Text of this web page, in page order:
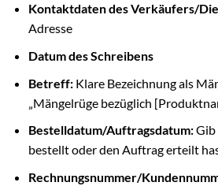
Kontaktdaten des Verkäufers/
Adresse
Datum des Schreibens
Betreff:Klare Bezeichnung als
„Mängelrüge bezüglich
Bestelldatum/Auftragsdatum:Gib
bestellt oder den Auftrag erteilt
Rechnungsnummer/